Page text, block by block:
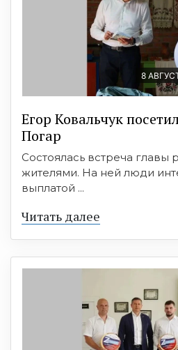
8
Егор Ковальчук
Погар
Состоялась встреча главы
жителями. На ней люди
выплатой ...
Читать далее